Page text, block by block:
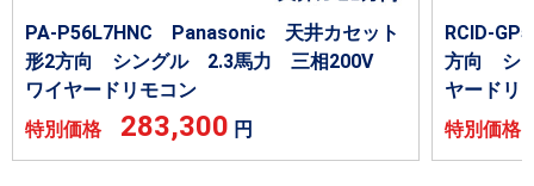
PA-P56L7HNC Panasonic 天井カセット
形2方向 シングル 2.3馬力 三相200V
ワイヤードリモコン
特別価格 283,300 円
RCID-
方向 シ
ヤードリ
特別価